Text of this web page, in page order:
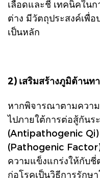
เลือดและชี่ เทคนิคใน
ต่าง มีวัตถุประสงค์เพื่
เป็นหลัก
2) เสริมสร้างภูมิต้าน
หากพิจารณาตามความ
ไปภายใต้การต่อสู้กันร
(Antipathogenic Qi)
(Pathogenic Factor)
ความแข็งแกร่งให้กับชี่
ก่อโรคเป็นวิธีการรักษ